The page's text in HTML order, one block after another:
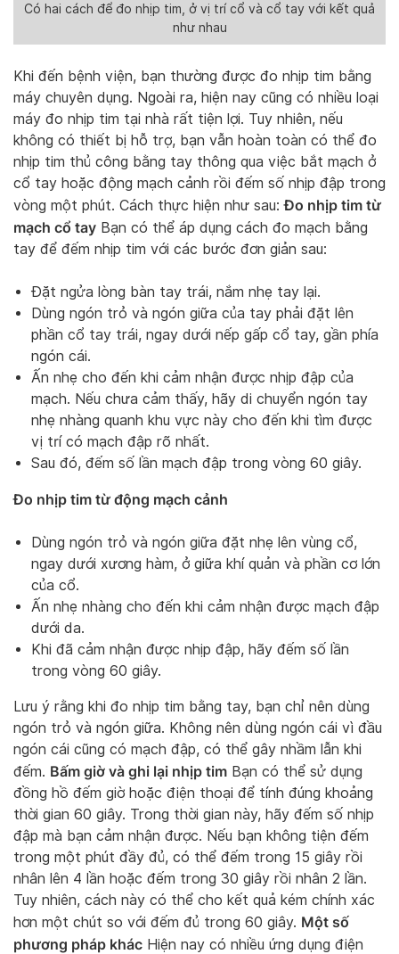
Có hai cách để đo nhịp tim, ở vị trí cổ và cổ tay với kết quả
như nhau
Khi đến bệnh viện, bạn thường được đo nhịp tim bằng
máy chuyên dụng. Ngoài ra, hiện nay cũng có nhiều loại
máy đo nhịp tim tại nhà rất tiện lợi. Tuy nhiên, nếu
không có thiết bị hỗ trợ, bạn vẫn hoàn toàn có thể đo
nhịp tim thủ công bằng tay thông qua việc bắt mạch ở
cổ tay hoặc động mạch cảnh rồi đếm số nhịp đập trong
vòng một phút. Cách thực hiện như sau:Đo nhịp tim từ
mạch cổ tay Bạn có thể áp dụng cách đo mạch bằng
tay để đếm nhịp tim với các bước đơn giản sau:
Đặt ngửa lòng bàn tay trái, nắm nhẹ tay lại.
Dùng ngón trỏ và ngón giữa của tay phải đặt lên
phần cổ tay trái, ngay dưới nếp gấp cổ tay, gần phía
ngón cái.
Ấn nhẹ cho đến khi cảm nhận được nhịp đập của
mạch. Nếu chưa cảm thấy, hãy di chuyển ngón tay
nhẹ nhàng quanh khu vực này cho đến khi tìm được
vị trí có mạch đập rõ nhất.
Sau đó, đếm số lần mạch đập trong vòng 60 giây.
Đo nhịp tim từ động mạch cảnh
Dùng ngón trỏ và ngón giữa đặt nhẹ lên vùng cổ,
ngay dưới xương hàm, ở giữa khí quản và phần cơ lớn
của cổ.
Ấn nhẹ nhàng cho đến khi cảm nhận được mạch đập
dưới da.
Khi đã cảm nhận được nhịp đập, hãy đếm số lần
trong vòng 60 giây.
Lưu ý rằng khi đo nhịp tim bằng tay, bạn chỉ nên dùng
ngón trỏ và ngón giữa. Không nên dùng ngón cái vì đầu
ngón cái cũng có mạch đập, có thể gây nhầm lẫn khi
đếm. Bấm giờ và ghi lại nhịp tim Bạn có thể sử dụng
đồng hồ đếm giờ hoặc điện thoại để tính đúng khoảng
thời gian 60 giây. Trong thời gian này, hãy đếm số nhịp
đập mà bạn cảm nhận được. Nếu bạn không tiện đếm
trong một phút đầy đủ, có thể đếm trong 15 giây rồi
nhân lên 4 lần hoặc đếm trong 30 giây rồi nhân 2 lần.
Tuy nhiên, cách này có thể cho kết quả kém chính xác
hơn một chút so với đếm đủ trong 60 giây. Một số
phương pháp khác Hiện nay có nhiều ứng dụng điện